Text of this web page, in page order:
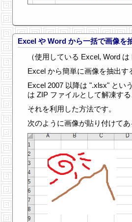
Excel や Word から一括で画像を
（使用している Excel, Word は
Excel から簡単に画像を抽出す
Excel 2007 以降は ".xlsx" とい
は ZIP ファイルとして解凍する
それを利用した方法です。
次のように画像が貼り付けてあ